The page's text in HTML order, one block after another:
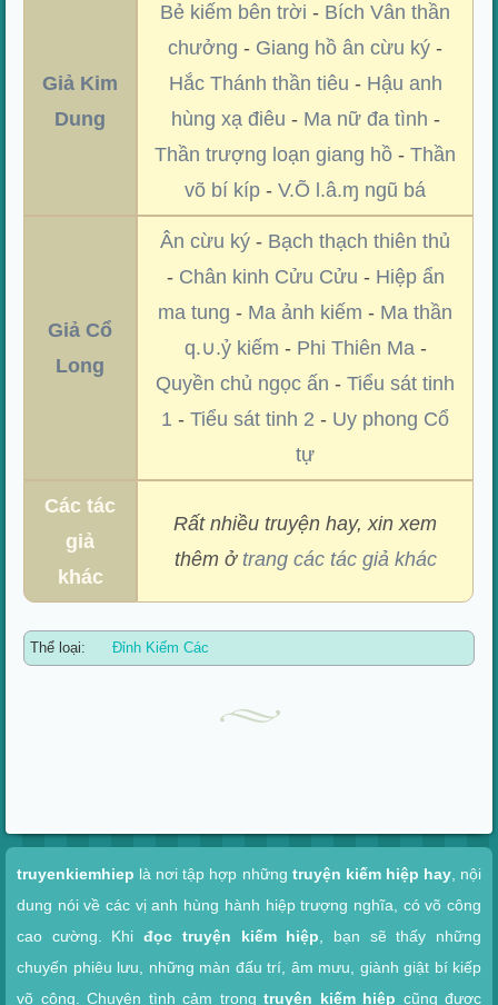
Giả Kim
Dung
Bẻ kiếm bên trời - Bích Vân thần
chưởng - Giang hồ ân cừu ký -
Hắc Thánh thần tiêu - Hậu anh
hùng xạ điêu - Ma nữ đa tình -
Thần trượng loạn giang hồ -Thần
võ bí kíp -V.Õ l.â.ɱ ngũ bá
Giả Cổ
Long
Ân cừu ký - Bạch thạch thiên thủ
- Chân kinh Cửu Cửu - Hiệp ẩn
ma tung - Ma ảnh kiếm - Ma thần
q.∪.ỷ kiếm - Phi Thiên Ma-
Quyền chủ ngọc ấn -Tiểu sát tinh
1 -Tiểu sát tinh 2 - Uy phong Cổ
tự
Các tác
giả
khác
Rất nhiều truyện hay, xin xem
thêm ở trang các tác giả khác
Thể loại: Đỉnh Kiếm Các
truyenkiemhiep là nơi tập hợp những truyện kiếm hiệp hay, nội
dung nói về các vị anh hùng hành hiệp trượng nghĩa, có võ công
cao cường. Khiđọc truyện kiếm hiệp , bạn sẽ thấy những
chuyến phiêu lưu, những màn đấu trí, âm mưu, giành giật bí kiếp
võ công. Chuyện tình cảm trong truyện kiếm hiệp cũng được